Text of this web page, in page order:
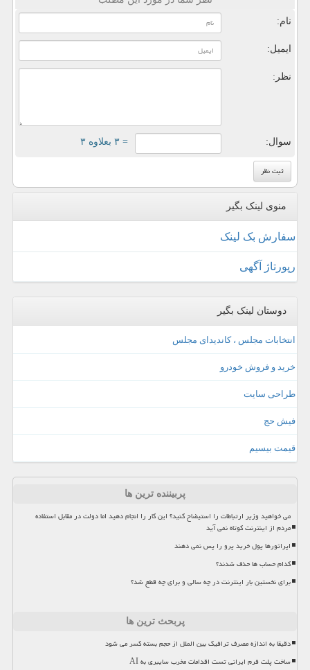
نام:
ایمیل:
نظر:
سوال: = ۳ بعلاوه ۳
منوی لینک بگیر
سفارش بک لینک
رپورتاژ آگهی
دوستان لینک بگیر
انتخابات مجلس ، کاندیدای مجلس
خرید و فروش خودرو
طراحی سایت
فیش حج
قیمت بیسیم
پربیننده ترین ها
می خواهید وزیر ارتباطات را استیضاح کنید؟ این کار را انجام دهید اما دولت در مقابل استفاده
مردم از اینترنت کوتاه نمی آید
اپراتورها پول خرید پرو را پس نمی دهند
کدام حساب ها حذف شدند؟
برای نخستین بار اینترنت در چه سالی و برای چه قطع شد؟
پربحث ترین ها
دقیقا به اندازه مصرف ترافیک بین الملل از حجم بسته کسر می شود
ساخت پلت فرم ایرانی تست اقدامات مخرب سایبری به AI